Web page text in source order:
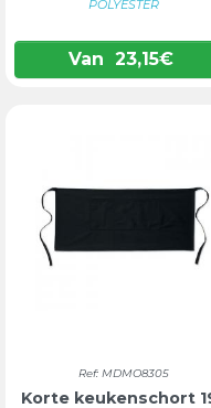
POLYESTER
Van 23,15€
Ref: MDMO8305
Korte keukenschort